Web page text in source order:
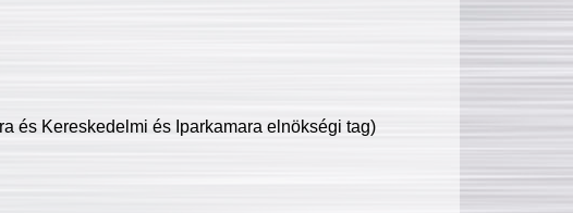
és Kereskedelmi és Iparkamara elnökségi tag)